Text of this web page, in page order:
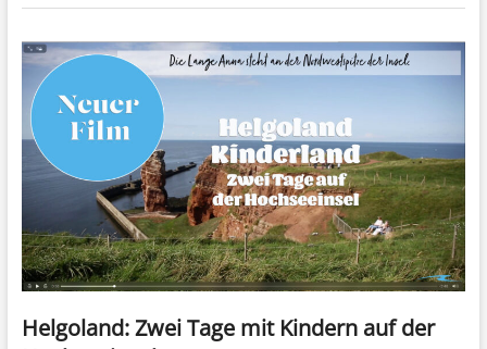
Helgoland: Zwei Tage mit Kindern auf der